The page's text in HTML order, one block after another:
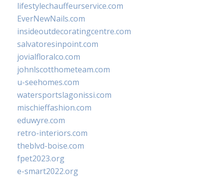
lifestylechauffeurservice.com
EverNewNails.com
insideoutdecoratingcentre.com
salvatoresinpoint.com
jovialfloralco.com
johnlscotthometeam.com
u-seehomes.com
watersportslagonissi.com
mischieffashion.com
eduwyre.com
retro-interiors.com
theblvd-boise.com
fpet2023.org
e-smart2022.org